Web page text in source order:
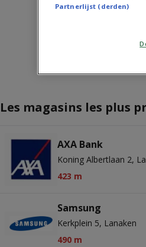
Les magasins les plus
AXA Bank
Koning Albertlaan 2,
423 m
Samsung
Kerkplein 5, Lanaken
490 m
Partnerlijst (derden)